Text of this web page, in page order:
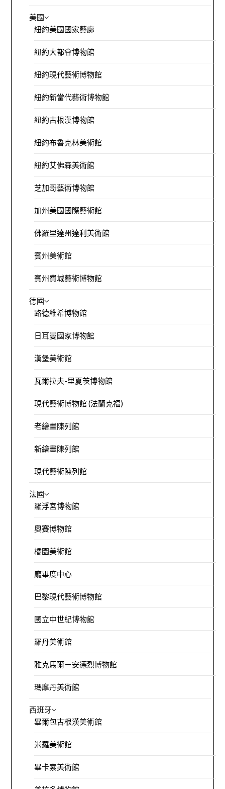
美國
紐約美國國家藝廊
紐約大都會博物館
紐約現代藝術博物館
紐約新當代藝術博物館
紐約古根漢博物館
紐約布魯克林美術館
紐約艾佛森美術館
芝加哥藝術博物館
加州美國國際藝術館
佛羅里達州達利美術館
賓州美術館
賓州費城藝術博物館
德國
路德維希博物館
日耳曼國家博物館
漢堡美術館
瓦爾拉夫-里夏茨博物館
現代藝術博物館 (法蘭克福)
老繪畫陳列館
新繪畫陳列館
現代藝術陳列館
法國
羅浮宮博物館
奧賽博物館
橘園美術館
龐畢度中心
巴黎現代藝術博物館
國立中世紀博物館
羅丹美術館
雅克馬爾－安德烈博物館
瑪摩丹美術館
西班牙
畢爾包古根漢美術館
米羅美術館
畢卡索美術館